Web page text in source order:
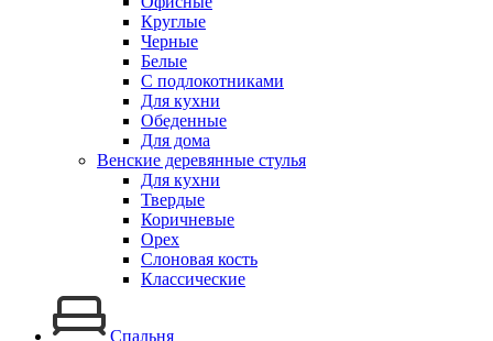
Круглые
Черные
Белые
С подлокотниками
Для кухни
Обеденные
Для дома
Венские деревянные стулья
Для кухни
Твердые
Коричневые
Орех
Слоновая кость
Классические
Спальня